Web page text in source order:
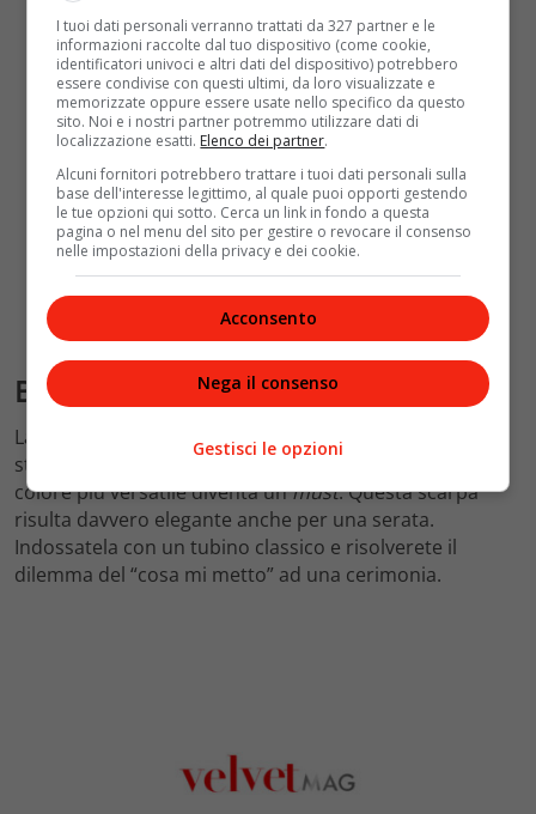
Ballerina
La ballerina, amata e criticata, torna a farsi strada
stagione dopo stagione. Se poi abbinata al colore non-
colore più versatile diventa unmust. Questa scarpa
risulta davvero elegante anche per una serata.
Indossatela con un tubino classico e risolverete il
dilemma del “cosa mi metto” ad una cerimonia.
I tuoi dati personali verranno trattati da 327 partner e le
informazioni raccolte dal tuo dispositivo (come cookie,
identificatori univoci e altri dati del dispositivo) potrebbero
essere condivise con questi ultimi, da loro visualizzate e
memorizzate oppure essere usate nello specifico da questo
sito. Noi e i nostri partner potremmo utilizzare dati di
localizzazione esatti. Elenco dei partner.
Alcuni fornitori potrebbero trattare i tuoi dati personali sulla
base dell'interesse legittimo, al quale puoi opporti gestendo
le tue opzioni qui sotto. Cerca un link in fondo a questa
pagina o nel menu del sito per gestire o revocare il consenso
nelle impostazioni della privacy e dei cookie.
Acconsento
Nega il consenso
Gestisci le opzioni